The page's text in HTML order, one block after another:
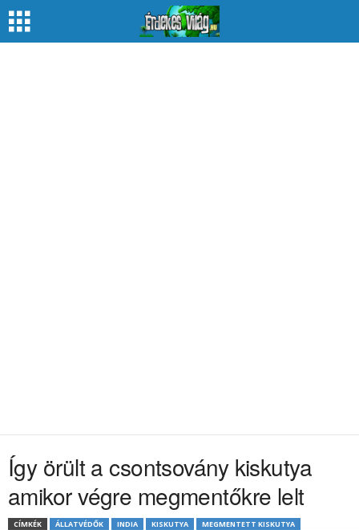
Így örült a csontsovány kiskutya
amikor végre megmentőkre lelt
CÍMKÉK ÁLLATVÉDŐK INDIA KISKUTYA MEGMENTETT KISKUTYA